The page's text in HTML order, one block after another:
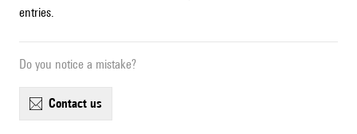
entries.
Do you notice a mistake?
contact us